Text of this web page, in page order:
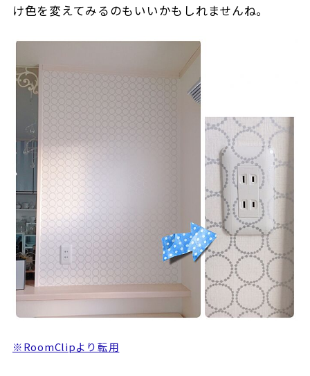
け色を変えてみるのもいいかもしれませんね。
※RoomClipより転用